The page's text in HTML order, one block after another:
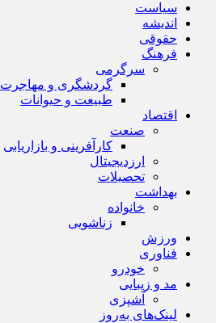
سیاست
اندیشه
حقوقی
فرهنگ
سرگرمی
گردشگری و مهاجرت
طبیعت و حیوانات
اقتصاد
صنعت
کارآفرینی و بازاریابی
ارزدیجیتال
تحصیلات
بهداشت
خانواده
زناشویی
ورزش
فناوری
خودرو
مد و زیبایی
آشپزی
لینک‌های به‌روز